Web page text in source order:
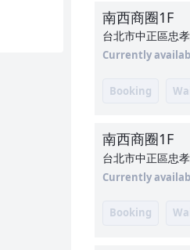
南西商圈1F
台北市中正區忠
Currently
Booking
南西商圈1F
台北市中正區忠
Currently
Booking